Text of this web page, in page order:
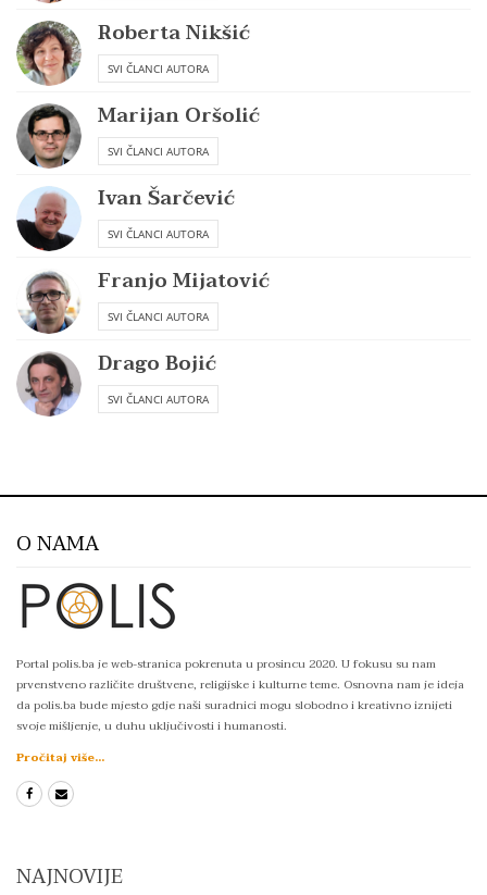
Roberta Nikšić
SVI ČLANCI AUTORA
Marijan Oršolić
SVI ČLANCI AUTORA
Ivan Šarčević
SVI ČLANCI AUTORA
Franjo Mijatović
SVI ČLANCI AUTORA
Drago Bojić
SVI ČLANCI AUTORA
O NAMA
Portal polis.ba je web-stranica pokrenuta u prosincu 2020. U fokusu su nam
prvenstveno različite društvene, religijske i kulturne teme. Osnovna nam je ideja
da polis.ba bude mjesto gdje naši suradnici mogu slobodno i kreativno iznijeti
svoje mišljenje, u duhu uključivosti i humanosti.
Pročitaj više...
NAJNOVIJE